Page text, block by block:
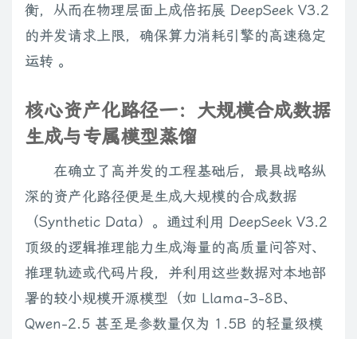
衡，从而在物理层面上成倍拓展 DeepSeek V3.2
的并发请求上限，确保算力消耗引擎的高速稳定
运转 。
核心资产化路径一：大规模合成数据
生成与专属模型蒸馏
在确立了高并发的工程基础后，最具战略纵
深的资产化路径便是生成大规模的合成数据
（Synthetic Data）。通过利用 DeepSeek V3.2
顶级的逻辑推理能力生成海量的高质量问答对、
推理轨迹或代码片段，并利用这些数据对本地部
署的较小规模开源模型（如 Llama-3-8B、
Qwen-2.5 甚至是参数量仅为 1.5B 的轻量级模